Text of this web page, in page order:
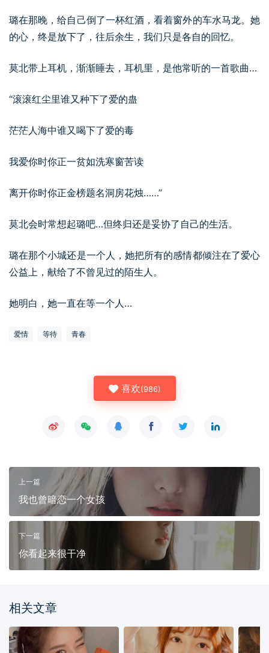
璐在那晚，给自己倒了一杯红酒，看着窗外的车水马龙。她
的心，终是放下了，往后余生，我们只是各自的回忆。
莫北带上耳机，渐渐睡去，耳机里，是他常听的一首歌曲…
“滚滚红尘里谁又种下了爱的蛊
茫茫人海中谁又喝下了爱的毒
我爱你时你正一贫如洗寒窗苦读
离开你时你正金榜题名洞房花烛……”
莫北会时常想起璐吧…但终归还是妥协了自己的生活。
璐在那个小城还是一个人，她把所有的感情都倾注在了爱心
公益上，献给了不曾见过的陌生人。
她明白，她一直在等一个人…
爱情 等待 青春
喜欢(986)
上一篇
我也曾暗恋一个女孩
下一篇
你看起来很干净
相关文章